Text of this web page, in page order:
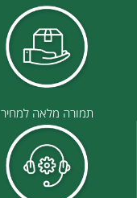
תמורה מלאה למחיר